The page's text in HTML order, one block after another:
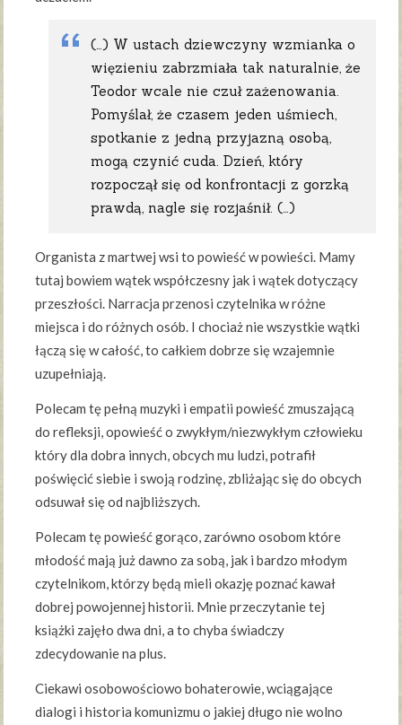
(…) W ustach dziewczyny wzmianka o
więzieniu zabrzmiała tak naturalnie, że
Teodor wcale nie czuł zażenowania.
Pomyślał, że czasem jeden uśmiech,
spotkanie z jedną przyjazną osobą,
mogą czynić cuda. Dzień, który
rozpoczął się od konfrontacji z gorzką
prawdą, nagle się rozjaśnił. (…)
Organista z martwej wsi to powieść w powieści. Mamy
tutaj bowiem wątek współczesny jak i wątek dotyczący
przeszłości. Narracja przenosi czytelnika w różne
miejsca i do różnych osób. I chociaż nie wszystkie wątki
łączą się w całość, to całkiem dobrze się wzajemnie
uzupełniają.
Polecam tę pełną muzyki i empatii powieść zmuszającą
do refleksji, opowieść o zwykłym/niezwykłym człowieku
który dla dobra innych, obcych mu ludzi, potrafił
poświęcić siebie i swoją rodzinę, zbliżając się do obcych
odsuwał się od najbliższych.
Polecam tę powieść gorąco, zarówno osobom które
młodość mają już dawno za sobą, jak i bardzo młodym
czytelnikom, którzy będą mieli okazję poznać kawał
dobrej powojennej historii. Mnie przeczytanie tej
książki zajęło dwa dni, a to chyba świadczy
zdecydowanie na plus.
Ciekawi osobowościowo bohaterowie, wciągające
dialogi i historia komunizmu o jakiej długo nie wolno